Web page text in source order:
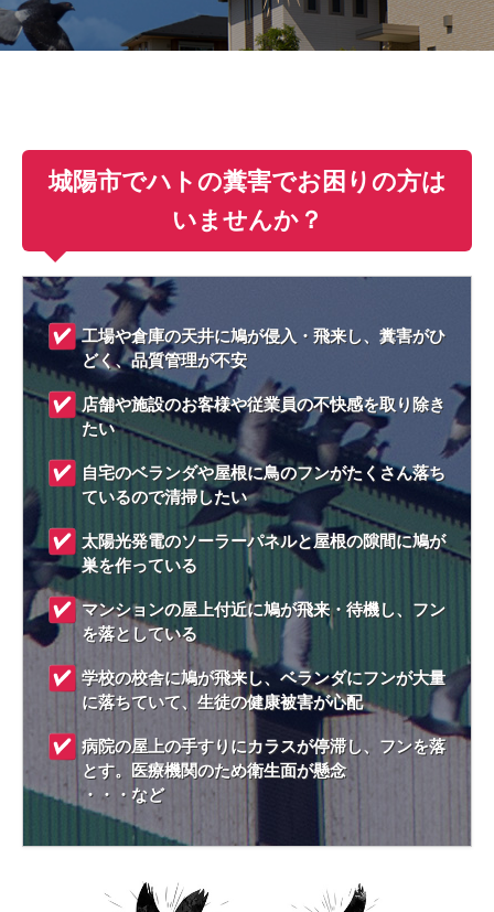
城陽市でハトの糞害でお困りの方は
いませんか？
工場や倉庫の天井に鳩が侵入・飛来し、糞害がひ
どく、品質管理が不安
店舗や施設のお客様や従業員の不快感を取り除き
たい
自宅のベランダや屋根に鳥のフンがたくさん落ち
ているので清掃したい
太陽光発電のソーラーパネルと屋根の隙間に鳩が
巣を作っている
マンションの屋上付近に鳩が飛来・待機し、フン
を落としている
学校の校舎に鳩が飛来し、ベランダにフンが大量
に落ちていて、生徒の健康被害が心配
病院の屋上の手すりにカラスが停滞し、フンを落
とす。医療機関のため衛生面が懸念
・・・など